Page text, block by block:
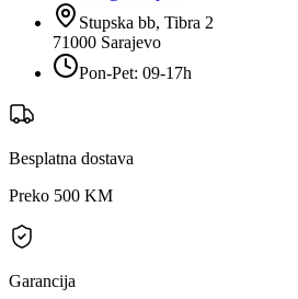
Stupska bb, Tibra 2
71000 Sarajevo
Pon-Pet: 09-17h
Besplatna dostava
Preko 500 KM
Garancija